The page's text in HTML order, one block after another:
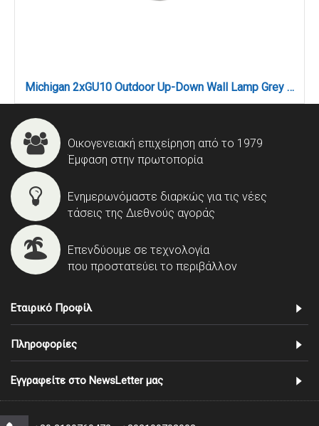
Michigan 2xGU10 Outdoor Up-Down Wall Lamp Grey D14.7cmx9cm (80200134)
Οικογενειακή επιχείρηση από το 1979
Έμφαση στην πρωτοπορία
Ενημερωνόμαστε διαρκώς για τις νέες
τάσεις της Διεθνούς αγοράς
Επενδύουμε σε τεχνολογία
που προστατεύει το περιβάλλον
Εταιρικό Προφίλ
Πληροφορίες
Εγγραφείτε στο NewsLetter μας